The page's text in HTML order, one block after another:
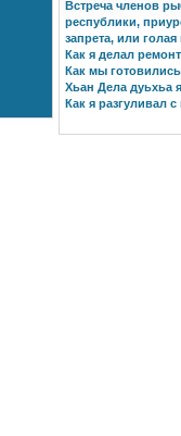
Встреча членов
республики,
запрета, или
Как я делал
Как мы
Хьан Дела дуьхьа
Как я разгуливал